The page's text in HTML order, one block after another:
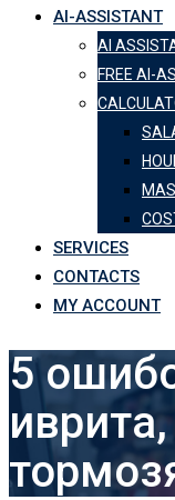
AI-ASSISTANT
AI
FREE AI-
SERVICES
CONTACTS
MY ACCOUNT
5